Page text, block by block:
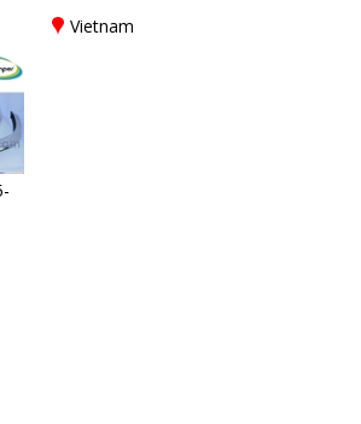
Vietnam